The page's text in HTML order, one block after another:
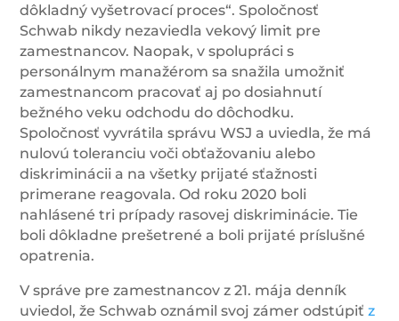
dôkladný vyšetrovací proces“. Spoločnosť
Schwab nikdy nezaviedla vekový limit pre
zamestnancov. Naopak, v spolupráci s
personálnym manažérom sa snažila umožniť
zamestnancom pracovať aj po dosiahnutí
bežného veku odchodu do dôchodku.
Spoločnosť vyvrátila správu WSJ a uviedla, že má
nulovú toleranciu voči obťažovaniu alebo
diskriminácii a na všetky prijaté sťažnosti
primerane reagovala. Od roku 2020 boli
nahlásené tri prípady rasovej diskriminácie. Tie
boli dôkladne prešetrené a boli prijaté príslušné
opatrenia.
V správe pre zamestnancov z 21. mája denník
uviedol, že Schwab oznámil svoj zámer odstúpiťz